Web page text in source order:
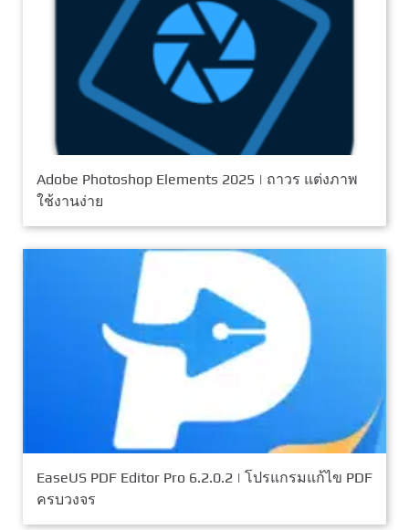
Adobe Photoshop Elements 2025 | ถาวร แต่งภาพ
ใช้งานง่าย
EaseUS PDF Editor Pro 6.2.0.2 | โปรแกรมแก้ไข PDF
ครบวงจร